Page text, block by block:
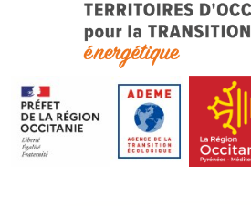
TOTEn Occitanie |
d’Occitanie pour la